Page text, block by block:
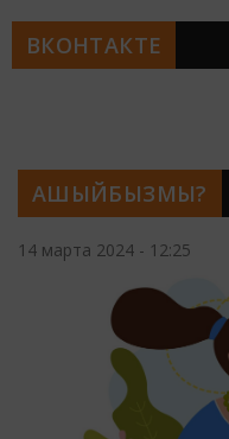
АШЫЙБЫЗМЫ?
14 марта 2024 - 12:25
ВКОНТАКТЕ